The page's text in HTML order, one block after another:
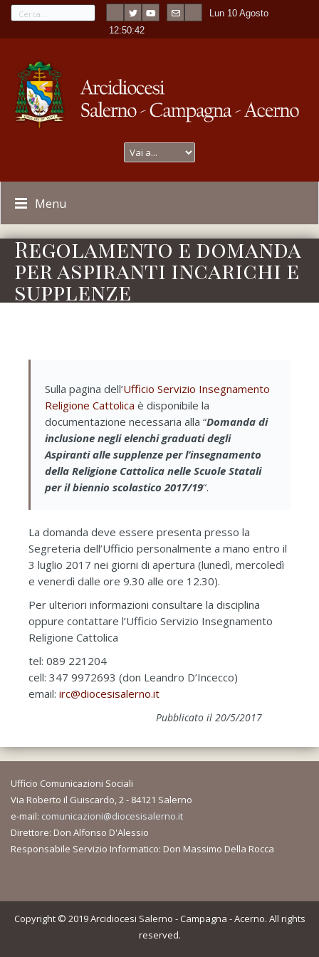
Lun 10 Agosto
12:50:42
Menu
Regolamento e domanda
per aspiranti incarichi e
supplenze
Sulla pagina dell’Ufficio Servizio Insegnamento
Religione Cattolica è disponibile la
documentazione necessaria alla “Domanda di
inclusione negli elenchi graduati degli
Aspiranti alle supplenze per l’insegnamento
della Religione Cattolica nelle Scuole Statali
per il biennio scolastico 2017/19“.
La domanda deve essere presenta presso la
Segreteria dell’Ufficio personalmente a mano entro il
3 luglio 2017 nei giorni di apertura (lunedì, mercoledì
e venerdì dalle ore 9.30 alle ore 12.30).
Per ulteriori informazioni consultare la disciplina
oppure contattare l’Ufficio Servizio Insegnamento
Religione Cattolica
tel: 089 221204
cell: 347 9972693 (don Leandro D’Incecco)
email: irc@diocesisalerno.it
Pubblicato il 20/5/2017
Ufficio Comunicazioni Sociali
Via Roberto il Guiscardo, 2 - 84121 Salerno
e-mail: comunicazioni@diocesisalerno.it
Direttore: Don Alfonso D'Alessio
Responsabile Servizio Informatico: Don Massimo Della Rocca
Copyright © 2019 Arcidiocesi Salerno - Campagna - Acerno. All rights
reserved.